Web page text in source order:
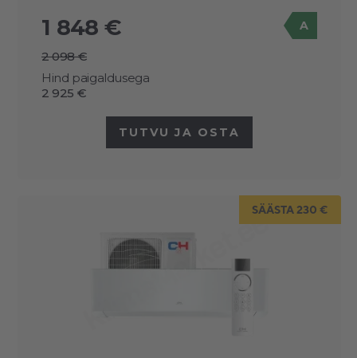
1 848 €
2 098 €
Hind paigaldusega
2 925 €
A
TUTVU JA OSTA
SÄÄSTA 230 €